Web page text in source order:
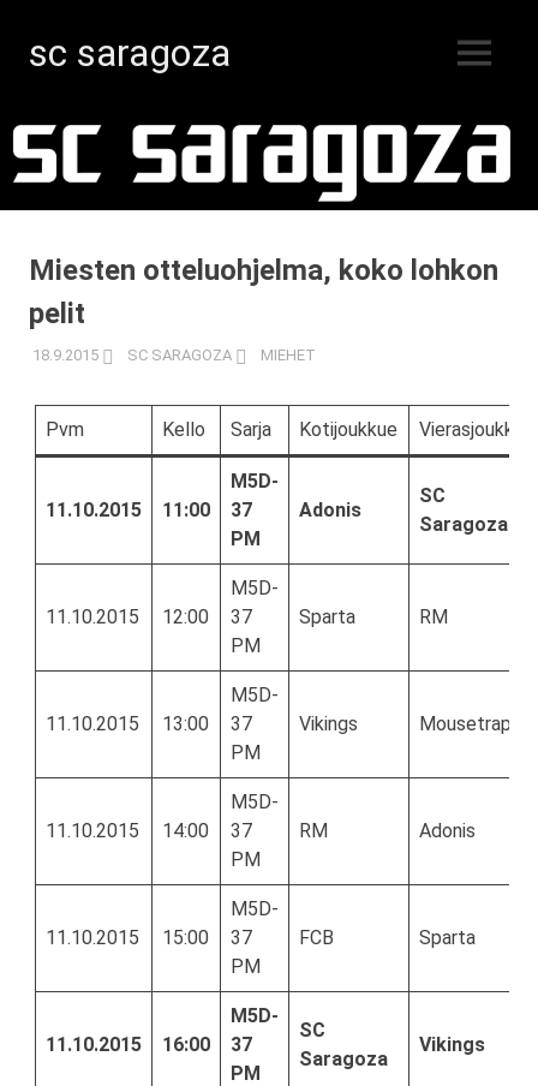
content
sc saragoza
vuodesta
1996
MENU
Miesten otteluohjelma, koko lohkon
pelit
18.9.2015 SC SARAGOZA MIEHET
Pvm Kello Sarja Kotijoukkue Vierasjoukkue
11.10.2015 11:00
M5D-
37
PM
Adonis
SC
Saragoza
11.10.2015 12:00
M5D-
37
PM
Sparta RM
11.10.2015 13:00
M5D-
37
PM
Vikings Mousetrap
11.10.2015 14:00
M5D-
37
PM
RM Adonis
11.10.2015 15:00
M5D-
37
PM
FCB Sparta
11.10.2015 16:00
M5D-
37
PM
SC
Saragoza
Vikings